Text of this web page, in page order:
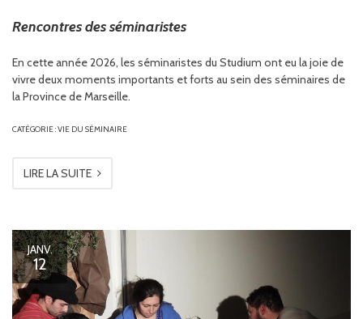
Rencontres des séminaristes
En cette année 2026, les séminaristes du Studium ont eu la joie de
vivre deux moments importants et forts au sein des séminaires de
la Province de Marseille.
CATÉGORIE :VIE DU SÉMINAIRE
LIRE LA SUITE
JANV.
12